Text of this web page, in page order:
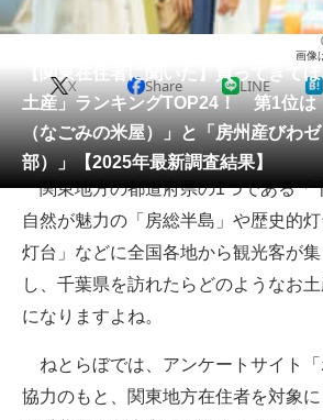
動物 リサーチ
メディア
注目記事を集めた総合ページ
ITの今と未来を見通す
スマホと通信の最新トレンド
ビジネスと働き方のヒント
【関東在住者に聞いた】買ってきて
土産」ランキングTOP24！ 第1位は
（なごみの米屋）」と「房州産びわ
部）」【2025年最新調査結果】
画像
X Share LINE
関東地方の都道府県の1つである「
自然が魅力の「房総半島」や歴史的
灯台」などに全国各地から観光客が
し、千葉県を訪れたらどのようなお
になりますよね。
ねとらぼでは、アンケートサイト
協力のもと、関東地方在住者を対象